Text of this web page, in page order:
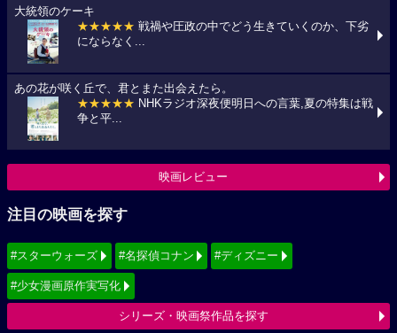
大統領のケーキ
★★★★★ 戦禍や圧政の中でどう生きていくのか、下劣
にならなく...
あの花が咲く丘で、君とまた出会えたら。
★★★★★ NHKラジオ深夜便明日への言葉,夏の特集は戦
争と平...
映画レビュー
注目の映画を探す
#スターウォーズ #名探偵コナン #ディズニー
#少女漫画原作実写化
シリーズ・映画祭作品を探す